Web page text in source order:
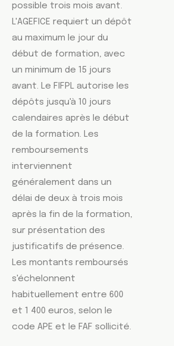
possible trois mois avant.
L'AGEFICE requiert un dépôt
au maximum le jour du
début de formation, avec
un minimum de 15 jours
avant. Le FIFPL autorise les
dépôts jusqu'à 10 jours
calendaires après le début
de la formation. Les
remboursements
interviennent
généralement dans un
délai de deux à trois mois
après la fin de la formation,
sur présentation des
justificatifs de présence.
Les montants remboursés
s'échelonnent
habituellement entre 600
et 1 400 euros, selon le
code APE et le FAF sollicité.